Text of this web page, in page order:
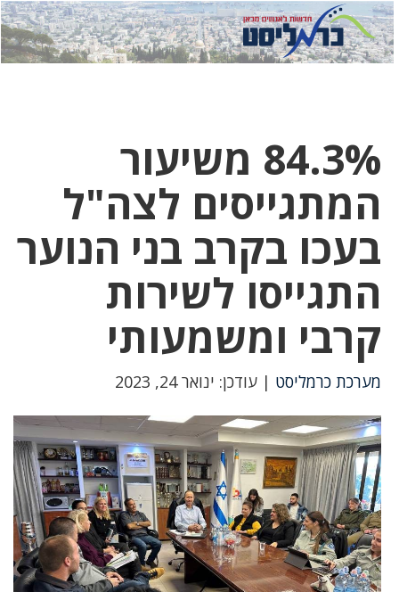
לחץ
כאן
לחץ
כדי
84.3% משיעור
המתגייסים לצה"ל
בעכו בקרב בני הנוער
התגייסו לשירות
קרבי ומשמעותי
מערכת כרמליסט | עודכן: ינואר 24, 2023